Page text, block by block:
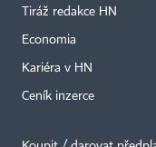
Tiráž redakce HN
Economia
Kariéra v HN
Ceník inzerce